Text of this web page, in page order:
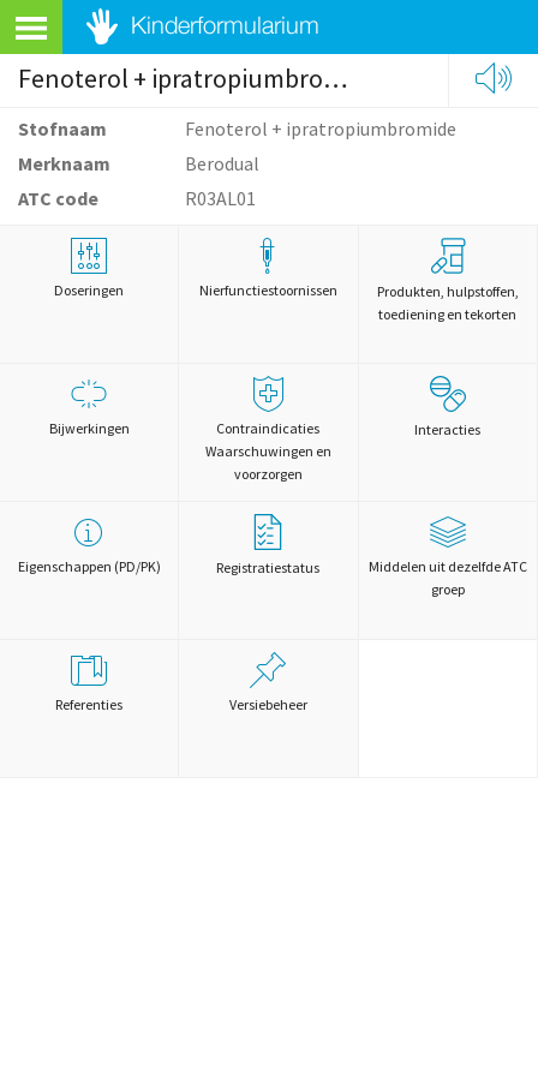
Fenoterol + ipratropiumbromide
Stofnaam
Fenoterol + ipratropiumbromide
Merknaam
Berodual
ATC code
R03AL01
Doseringen Nierfunctiestoornissen
Produkten, hulpstoffen,
toediening en tekorten
Bijwerkingen
Contraindicaties
Waarschuwingen en
voorzorgen
Interacties
Eigenschappen (PD/PK) Registratiestatus
Middelen uit dezelfde ATC
groep
Referenties Versiebeheer